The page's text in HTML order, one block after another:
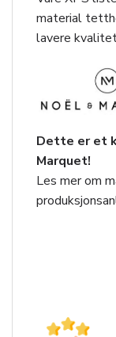
material
lavere
Dette er et
Marquet!
Les mer om